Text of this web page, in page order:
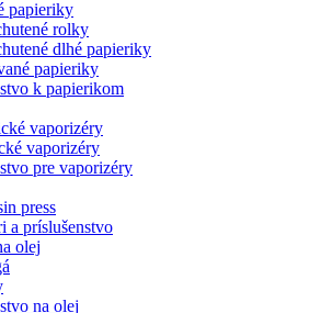
papieriky
rolky
dlhé papieriky
papieriky
k papierikom
vaporizéry
vaporizéry
pre vaporizéry
press
a príslušenstvo
olej
na olej